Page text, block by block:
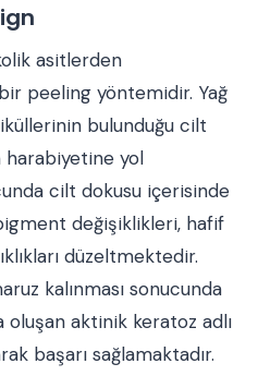
asitlerden
peeling yöntemidir. Yağ
bulunduğu cilt
harabiyetine yol
cilt dokusu içerisinde
değişiklikleri, hafif
düzeltmektedir.
kalınması sonucunda
oluşan aktinik keratoz adlı
başarı sağlamaktadır.